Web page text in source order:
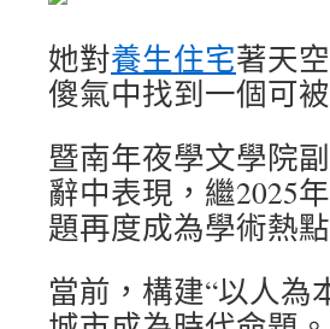
她對養生住宅著天
傻氣中找到一個可
暨南年夜學文學院
辭中表現，繼2025
題再度成為學術熱點
當前，構建“以人為